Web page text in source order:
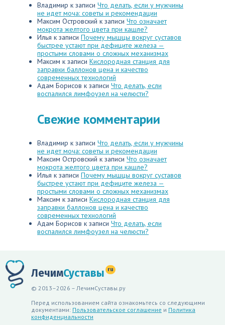
Владимир к записи Что делать, если у мужчины
не идет моча: советы и рекомендации
Максим Островский к записи Что означает
мокрота желтого цвета при кашле?
Илья к записи Почему мышцы вокруг суставов
быстрее устают при дефиците железа —
простыми словами о сложных механизмах
Максим к записи Кислородная станция для
заправки баллонов цена и качество
современных технологий
Адам Борисов к записи Что делать, если
воспалился лимфоузел на челюсти?
Свежие комментарии
Владимир к записи Что делать, если у мужчины
не идет моча: советы и рекомендации
Максим Островский к записи Что означает
мокрота желтого цвета при кашле?
Илья к записи Почему мышцы вокруг суставов
быстрее устают при дефиците железа —
простыми словами о сложных механизмах
Максим к записи Кислородная станция для
заправки баллонов цена и качество
современных технологий
Адам Борисов к записи Что делать, если
воспалился лимфоузел на челюсти?
ЛечимСуставы ru
© 2013–2026 – ЛечимСуставы.ру
Перед использованием сайта ознакомьтесь со следующими
документами: Пользовательское соглашение и Политика
конфиденциальности